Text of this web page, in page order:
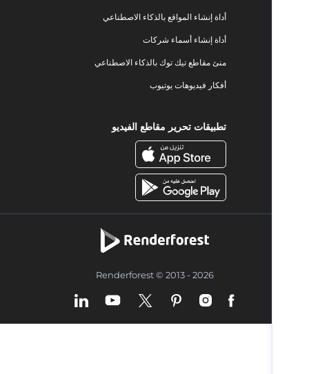
أداة إنشاء المواقع بالذكاء الاصطناعي
أداة إنشاء أسماء شركات
منئ مقاطع تيك توك بالذكاء الاصطناعي
أفكار فيديوهات يوتيوب
تطبيقات تحرير مقاطع الفيديو
Renderforest © 2013 - 2026